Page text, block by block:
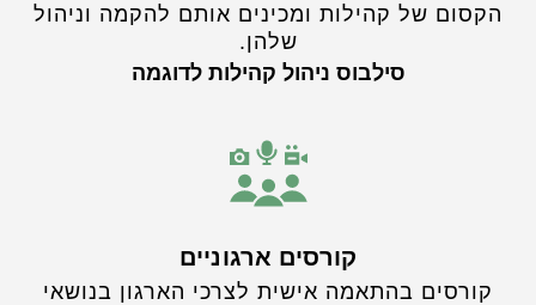
הקסום של קהילות ומכינים אותם להקמה וניהול
שלהן.
סילבוס ניהול קהילות לדוגמה
קורסים ארגוניים
קורסים בהתאמה אישית לצרכי הארגון בנושאי